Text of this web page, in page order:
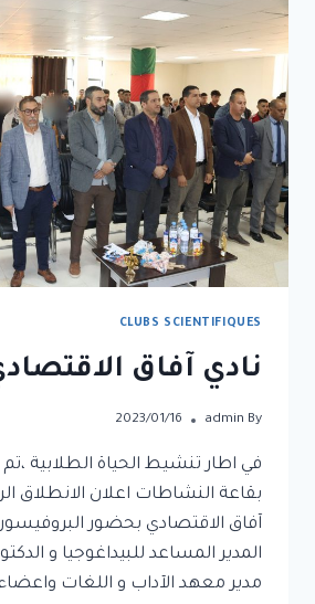
CLUBS SCIENTIFIQUES
نادي آفاق
By
admin
2023/01/16
بقاعة النشاطات اعلان الانطلاق
آفاق الاقتصادي بحضور
المدير المساعد للبيداغوجيا و
مدير معهد الآداب و اللغات واعضاء